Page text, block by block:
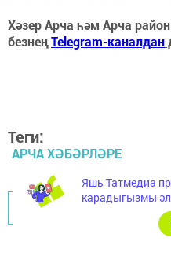
Хәзер Арча һәм Арча
безнеңTelegram-каналдан
Теги:
АРЧА ХӘБӘРЛӘРЕ
Перейти на
Яшь Татмедиа
карадыгызмы